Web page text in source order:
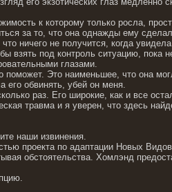
к которому только росла,
за то, что она однажды ему
ничего не получится, когда
под контроль ситуацию, пока
глазами.
Это наименьшее, что она
его обвинять, убей он меня.
раз. Его широкие, как и все
травма и я уверен, что здесь
наши извинения.
проекта по адаптации Новых
обстоятельства. Хомлэнд